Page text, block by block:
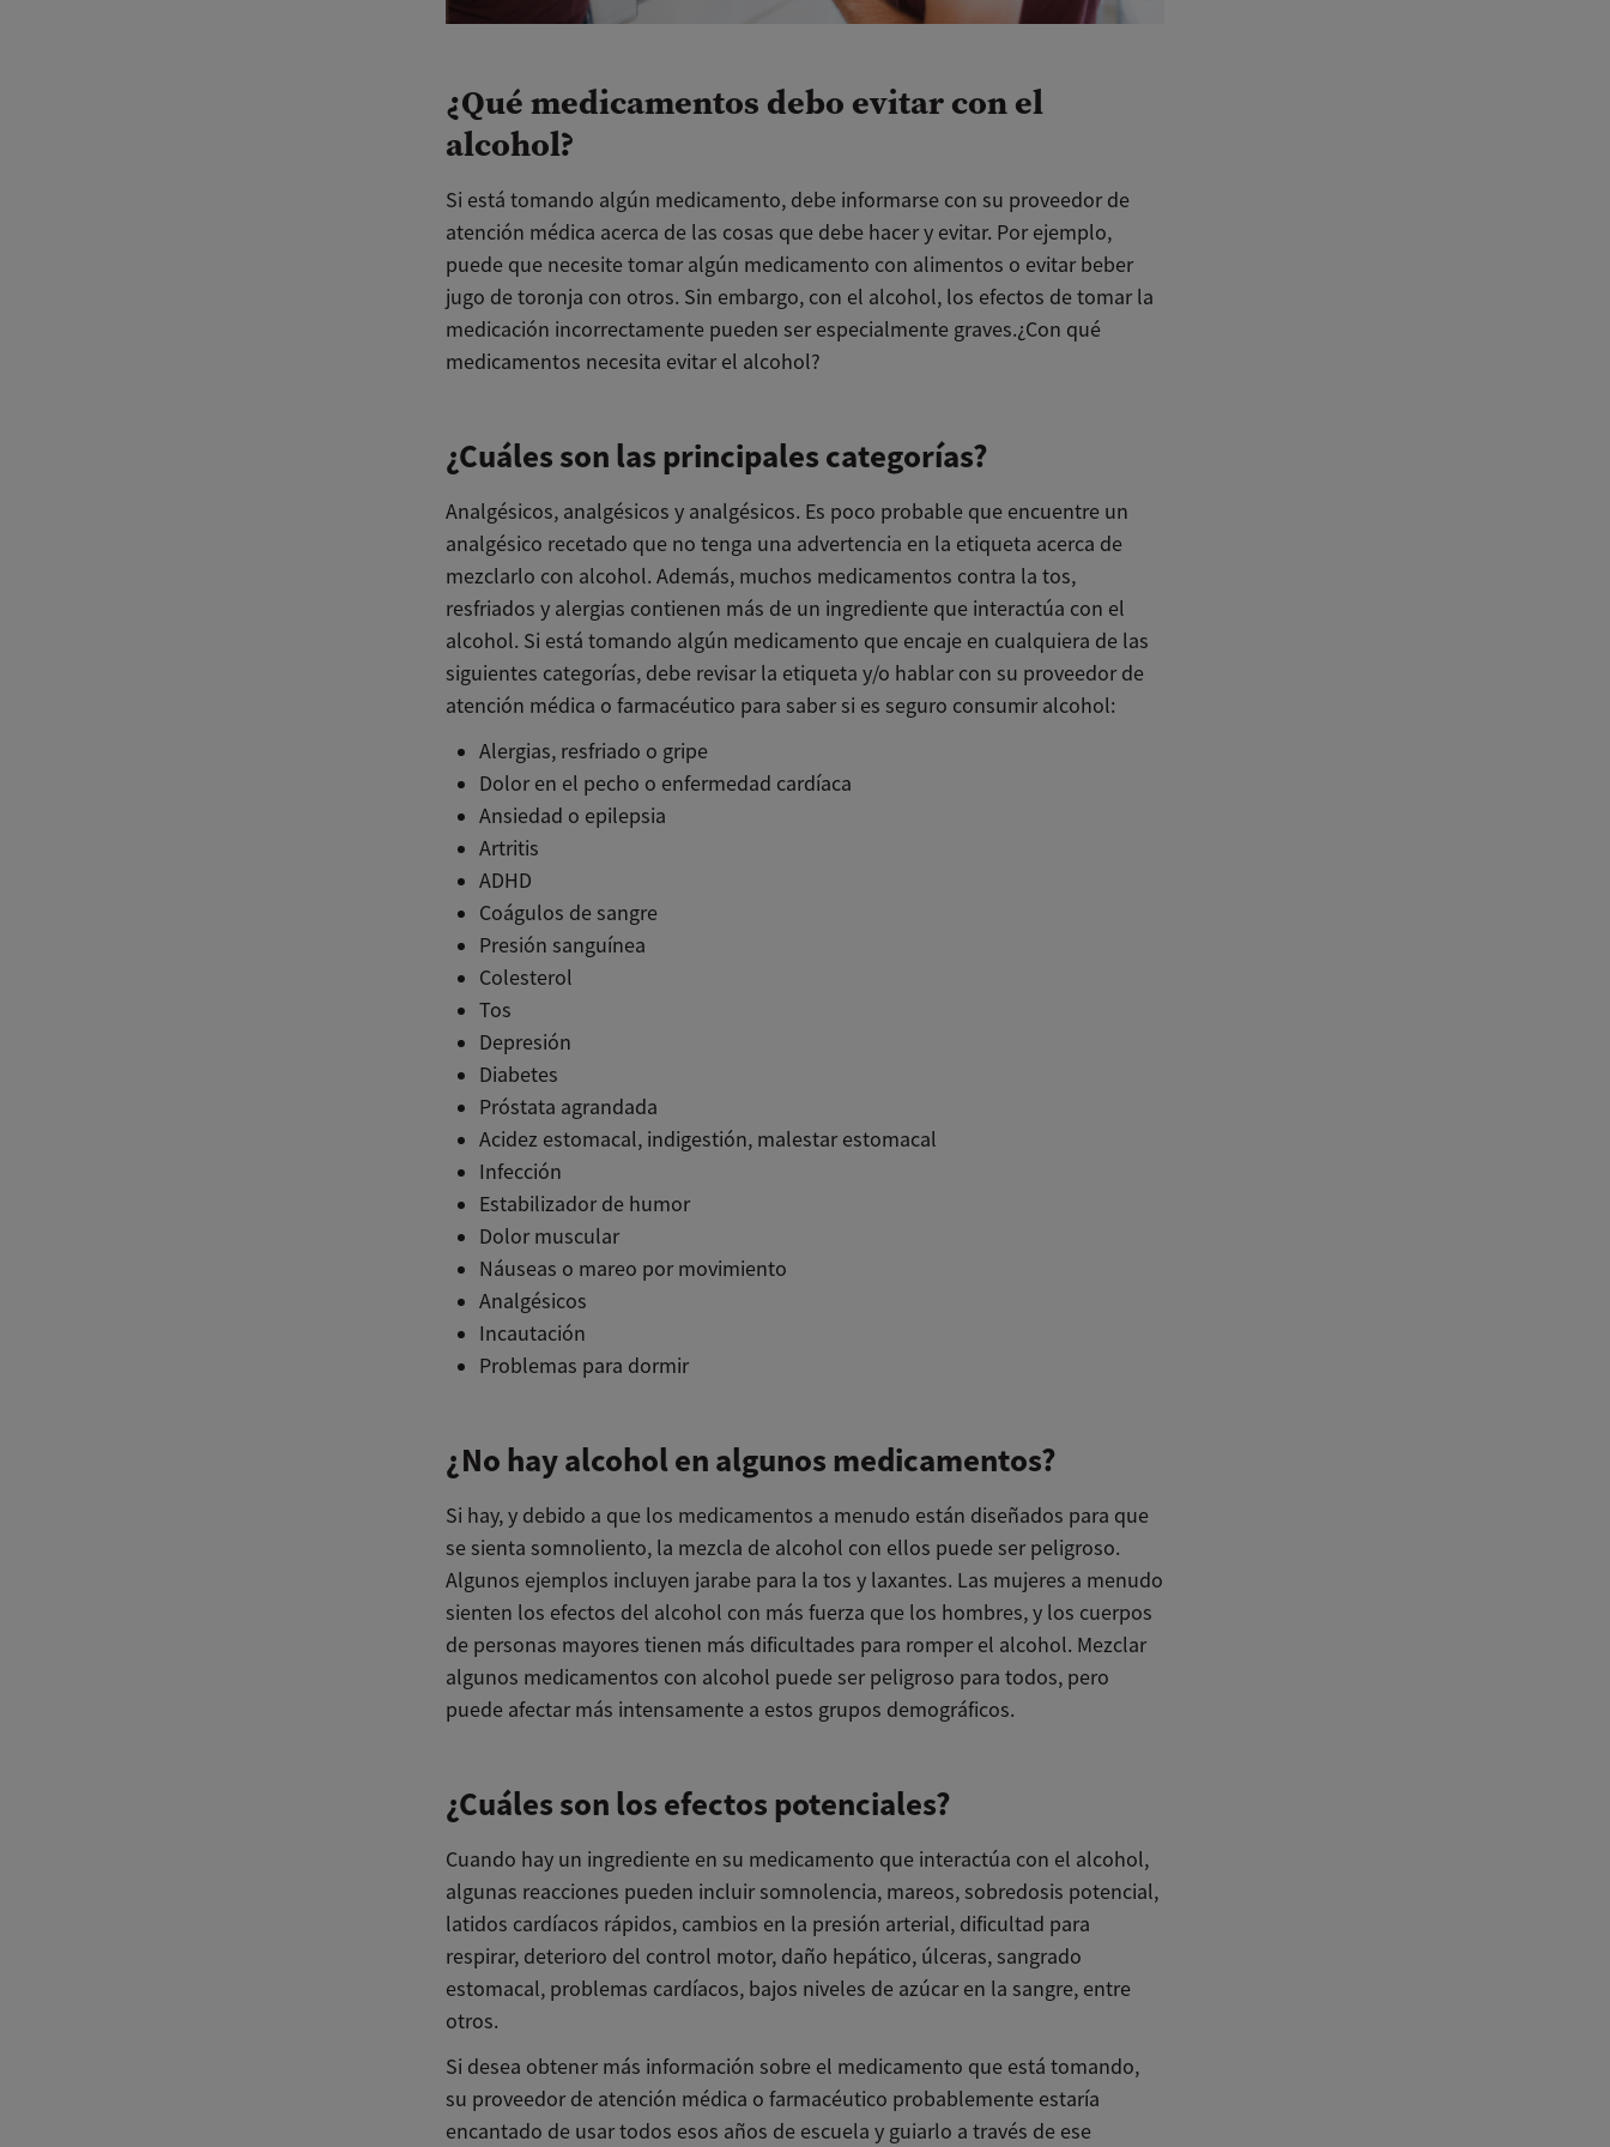
¿Qué medicamentos debo evitar con el
alcohol?
Si está tomando algún medicamento, debe informarse con su proveedor de
atención médica acerca de las cosas que debe hacer y evitar. Por ejemplo,
puede que necesite tomar algún medicamento con alimentos o evitar beber
jugo de toronja con otros. Sin embargo, con el alcohol, los efectos de tomar la
medicación incorrectamente pueden ser especialmente graves.¿Con qué
medicamentos necesita evitar el alcohol?
¿Cuáles son las principales categorías?
Analgésicos, analgésicos y analgésicos. Es poco probable que encuentre un
analgésico recetado que no tenga una advertencia en la etiqueta acerca de
mezclarlo con alcohol. Además, muchos medicamentos contra la tos,
resfriados y alergias contienen más de un ingrediente que interactúa con el
alcohol. Si está tomando algún medicamento que encaje en cualquiera de las
siguientes categorías, debe revisar la etiqueta y/o hablar con su proveedor de
atención médica o farmacéutico para saber si es seguro consumir alcohol:
Alergias, resfriado o gripe
Dolor en el pecho o enfermedad cardíaca
Ansiedad o epilepsia
Artritis
ADHD
Coágulos de sangre
Presión sanguínea
Colesterol
Tos
Depresión
Diabetes
Próstata agrandada
Acidez estomacal, indigestión, malestar estomacal
Infección
Estabilizador de humor
Dolor muscular
Náuseas o mareo por movimiento
Analgésicos
Incautación
Problemas para dormir
¿No hay alcohol en algunos medicamentos?
Si hay, y debido a que los medicamentos a menudo están diseñados para que
se sienta somnoliento, la mezcla de alcohol con ellos puede ser peligroso.
Algunos ejemplos incluyen jarabe para la tos y laxantes. Las mujeres a menudo
sienten los efectos del alcohol con más fuerza que los hombres, y los cuerpos
de personas mayores tienen más dificultades para romper el alcohol. Mezclar
algunos medicamentos con alcohol puede ser peligroso para todos, pero
puede afectar más intensamente a estos grupos demográficos.
¿Cuáles son los efectos potenciales?
Cuando hay un ingrediente en su medicamento que interactúa con el alcohol,
algunas reacciones pueden incluir somnolencia, mareos, sobredosis potencial,
latidos cardíacos rápidos, cambios en la presión arterial, dificultad para
respirar, deterioro del control motor, daño hepático, úlceras, sangrado
estomacal, problemas cardíacos, bajos niveles de azúcar en la sangre, entre
otros.
Si desea obtener más información sobre el medicamento que está tomando,
su proveedor de atención médica o farmacéutico probablemente estaría
encantado de usar todos esos años de escuela y guiarlo a través de ese